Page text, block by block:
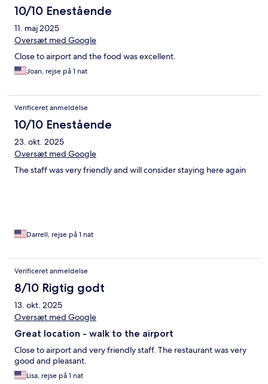
10/10 Enestående
11. maj 2025
Oversæt med Google
Close to airport and the food was excellent.
Joan, rejse på 1 nat
Verificeret anmeldelse
10/10 Enestående
23. okt. 2025
Oversæt med Google
The staff was very friendly and will consider staying here again
Darrell, rejse på 1 nat
Verificeret anmeldelse
8/10 Rigtig godt
13. okt. 2025
Oversæt med Google
Great location - walk to the airport
Close to airport and very friendly staff. The restaurant was very
good and pleasant.
Lisa, rejse på 1 nat